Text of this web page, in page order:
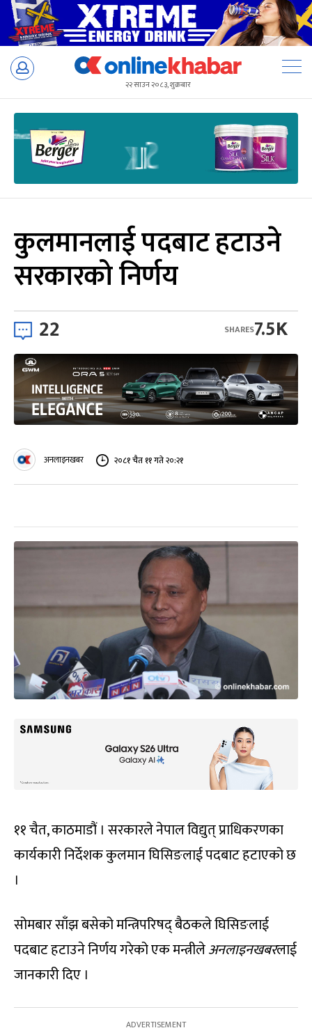
Skip
२२ साउन २०८३, शुक्रबार
कुलमानलाई पदबाट हटाउने
सरकारको निर्णय
22 7.5K
SHARES
अनलाइनखबर २०८१ चैत ११ गते २०:२१
११ चैत, काठमाडौं । सरकारले नेपाल विद्युत् प्राधिकरणका
कार्यकारी निर्देशक कुलमान घिसिङलाई पदबाट हटाएको छ
।
सोमबार साँझ बसेको मन्त्रिपरिषद् बैठकले घिसिङलाई
पदबाट हटाउने निर्णय गरेको एक मन्त्रीलेअनलाइनखबरलाई
जानकारी दिए ।